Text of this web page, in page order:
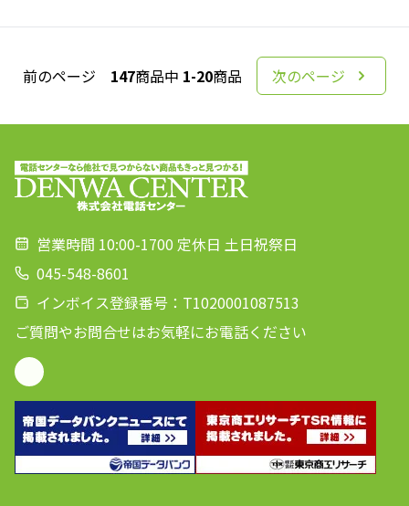
前のページ 147商品中 1-20商品 次のページ
営業時間 10:00-1700 定休日 土日祝祭日
045-548-8601
インボイス登録番号：T1020001087513
ご質問やお問合せはお気軽にお電話ください